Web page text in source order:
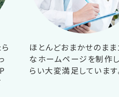
ほとんどおまかせのま
なホームページを制作
らい大変満足しています